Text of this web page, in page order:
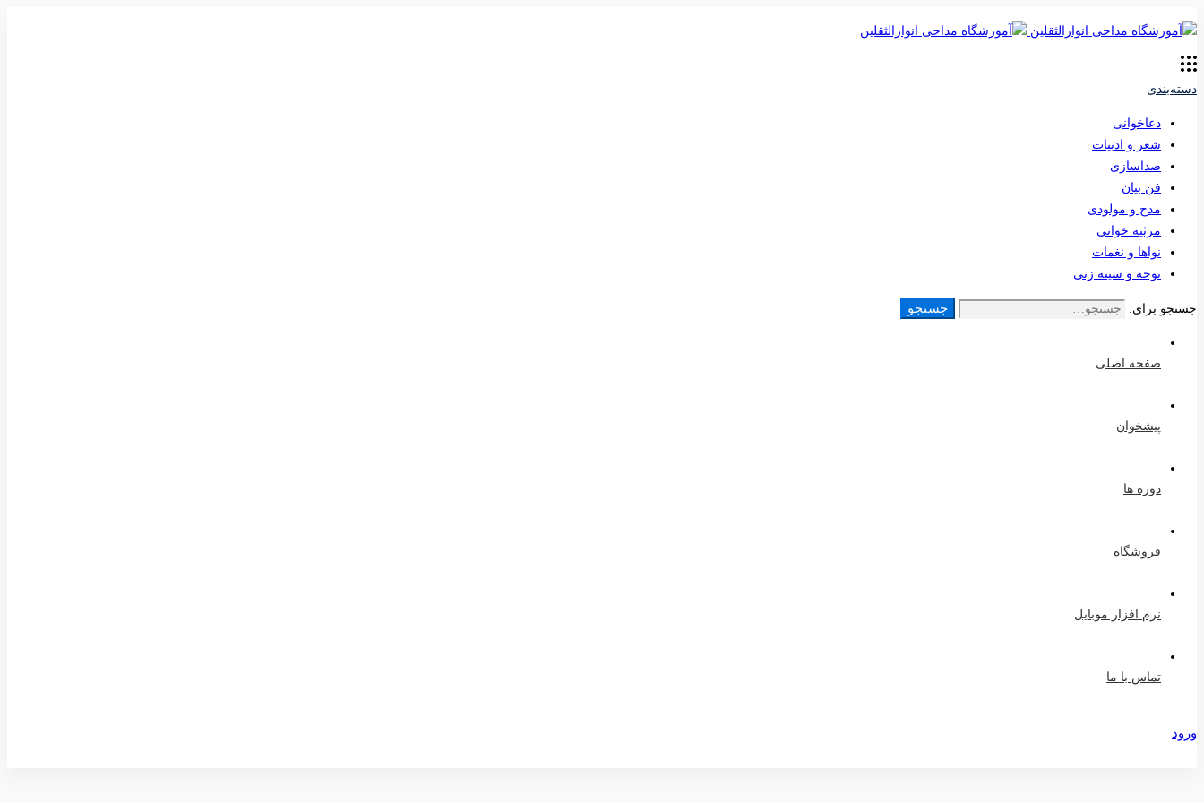
دسته‌بندی
دعاخوانی
شعر و ادبیات
صداسازی
فن بیان
مدح و مولودی
مرثیه خوانی
نواها و نغمات
نوحه و سینه زنی
جستجو برای: جستجو
صفحه اصلی
پیشخوان
دوره ها
فروشگاه
نرم افزار موبایل
تماس با ما
ورود